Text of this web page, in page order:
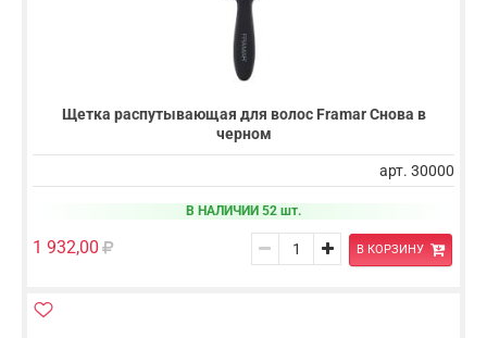
Щетка распутывающая для волос Framar Снова в
черном
арт. 30000
В НАЛИЧИИ 52 шт.
1 932,00 В КОРЗИНУ